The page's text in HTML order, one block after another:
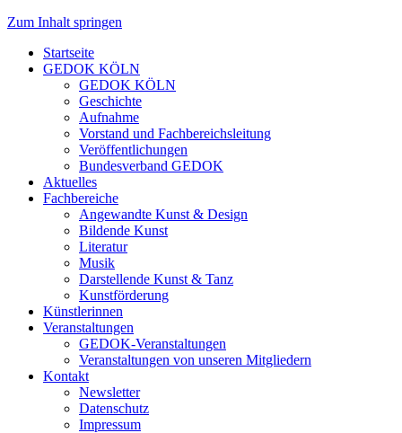
Zum Inhalt springen
Startseite
GEDOK KÖLN
GEDOK KÖLN
Geschichte
Aufnahme
Vorstand und Fachbereichsleitung
Veröffentlichungen
Bundesverband GEDOK
Aktuelles
Fachbereiche
Angewandte Kunst & Design
Bildende Kunst
Literatur
Musik
Darstellende Kunst & Tanz
Kunstförderung
Künstlerinnen
Veranstaltungen
GEDOK-Veranstaltungen
Veranstaltungen von unseren Mitgliedern
Kontakt
Newsletter
Datenschutz
Impressum